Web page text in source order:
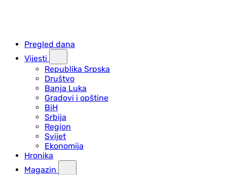
Pregled dana
Vijesti
Republika Srpska
Društvo
Banja Luka
Gradovi i opštine
BiH
Srbija
Region
Svijet
Ekonomija
Hronika
Magazin